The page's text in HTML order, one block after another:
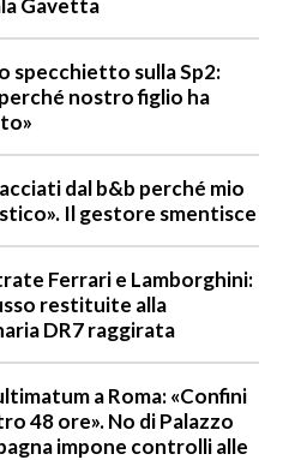
Gavetta
specchietto sulla Sp2:
nostro figlio ha
dal b&b perché mio
Il gestore smentisce
Ferrari e Lamborghini:
restituite alla
DR7 raggirata
a Roma: «Confini
48 ore». No di Palazzo
impone controlli alle